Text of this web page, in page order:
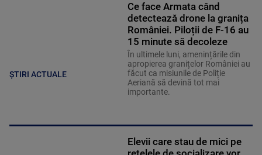
ȘTIRI ACTUALE
Ce face Armata când
detectează drone la granița
României. Piloții de F-16 au
15 minute să decoleze
În ultimele luni, amenințările din
apropierea granițelor României au
făcut ca misiunile de Poliție
Aeriană să devină tot mai
importante.
Elevii care stau de mici pe